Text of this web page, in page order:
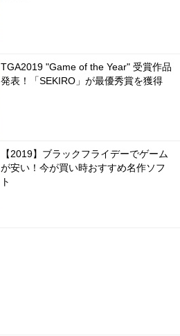
TGA2019 "Game of the Year" 受賞作品
発表！「SEKIRO」が最優秀賞を獲得
【2019】ブラックフライデーでゲーム
が安い！今が買い時おすすめ名作ソフ
ト